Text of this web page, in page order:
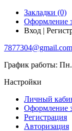
Закладки (0)
Оформление
Вход |
7877304@gmail.com
График работы:
Настройки
Личный
Оформление
Регистрация
Авторизация